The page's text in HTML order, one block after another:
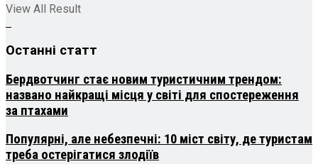
View All Result
Останні статт
Бердвотчинг стає новим туристичним трендом:
названо найкращі місця у світі для спостереження
за птахами
Популярні, але небезпечні: 10 міст світу, де туристам
треба остерігатися злодіїв